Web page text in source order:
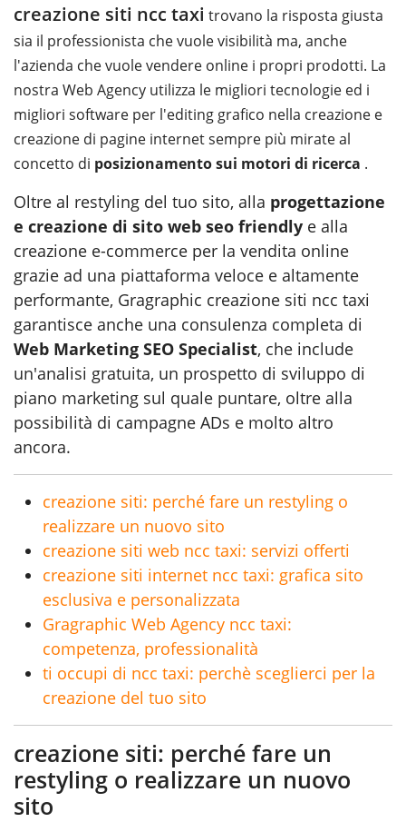
creazione siti ncc taxi trovano la risposta giusta
sia il professionista che vuole visibilità ma, anche
l'azienda che vuole vendere online i propri prodotti. La
nostra Web Agency utilizza le migliori tecnologie ed i
migliori software per l'editing grafico nella creazione e
creazione di pagine internet sempre più mirate al
concetto di posizionamento sui motori di ricerca .
Oltre al restyling del tuo sito, alla progettazione
e creazione di sito web seo friendly e alla
creazione e-commerce per la vendita online
grazie ad una piattaforma veloce e altamente
performante, Gragraphic creazione siti ncc taxi
garantisce anche una consulenza completa di
Web Marketing SEO Specialist, che include
un'analisi gratuita, un prospetto di sviluppo di
piano marketing sul quale puntare, oltre alla
possibilità di campagne ADs e molto altro
ancora.
creazione siti: perché fare un restyling o
realizzare un nuovo sito
creazione siti web ncc taxi: servizi offerti
creazione siti internet ncc taxi: grafica sito
esclusiva e personalizzata
Gragraphic Web Agency ncc taxi:
competenza, professionalità
ti occupi di ncc taxi: perchè sceglierci per la
creazione del tuo sito
creazione siti: perché fare un
restyling o realizzare un nuovo
sito